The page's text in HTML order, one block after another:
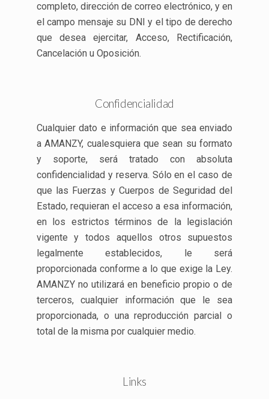
completo, dirección de correo electrónico, y en
el campo mensaje su DNI y el tipo de derecho
que desea ejercitar, Acceso, Rectificación,
Cancelación u Oposición.
Confidencialidad
Cualquier dato e información que sea enviado
a AMANZY, cualesquiera que sean su formato
y soporte, será tratado con absoluta
confidencialidad y reserva. Sólo en el caso de
que las Fuerzas y Cuerpos de Seguridad del
Estado, requieran el acceso a esa información,
en los estrictos términos de la legislación
vigente y todos aquellos otros supuestos
legalmente establecidos, le será
proporcionada conforme a lo que exige la Ley.
AMANZY no utilizará en beneficio propio o de
terceros, cualquier información que le sea
proporcionada, o una reproducción parcial o
total de la misma por cualquier medio.
Links